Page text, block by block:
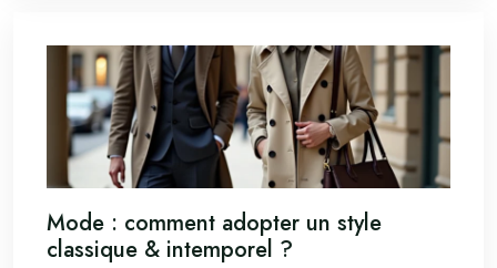
Mode : comment adopter un style
classique & intemporel ?